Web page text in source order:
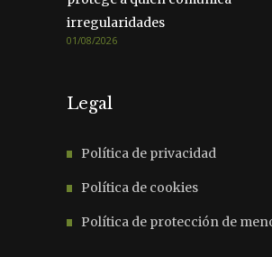
irregularidades
01/08/2026
Legal
Política de privacidad
Política de cookies
Política de protección de